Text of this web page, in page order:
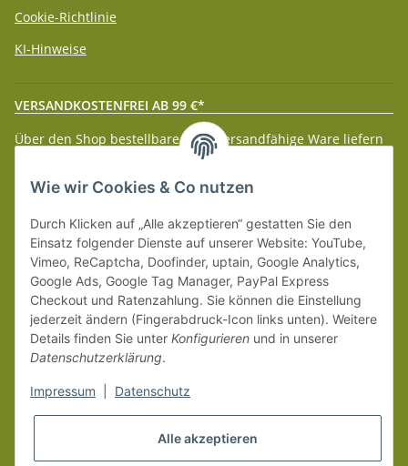
Cookie-Richtlinie
KI-Hinweise
VERSANDKOSTENFREI AB 99 €*
Über den Shop bestellbare paketversandfähige Ware liefern
wir innerhalb Deutschland (Festland) ab 99 € * Warenwert
versandkostenfrei.
Weitere Versanddetails entnehmen Sie bitte unserenLiefer-
und Zahlungsbedingungen.
Wie wir Cookies & Co nutzen
Durch Klicken auf „Alle akzeptieren“ gestatten Sie den
Einsatz folgender Dienste auf unserer Website: YouTube,
Vimeo, ReCaptcha, Doofinder, uptain, Google Analytics,
Google Ads, Google Tag Manager, PayPal Express
Checkout und Ratenzahlung. Sie können die Einstellung
jederzeit ändern (Fingerabdruck-Icon links unten). Weitere
Details finden Sie unter Konfigurieren und in unserer
Datenschutzerklärung.
Impressum Datenschutz
Alle akzeptieren